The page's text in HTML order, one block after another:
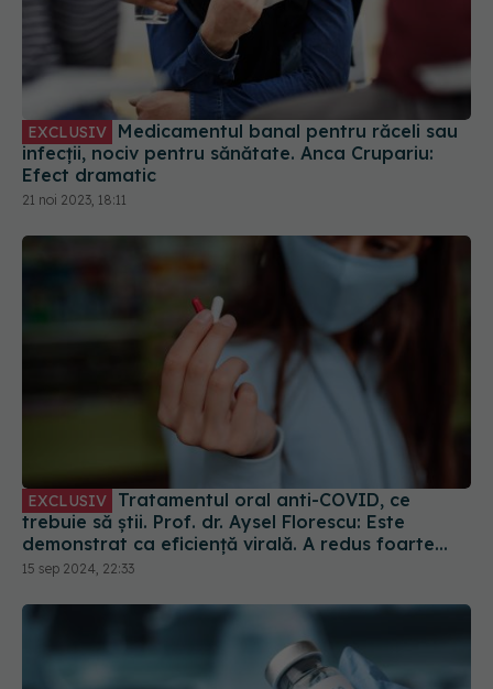
EXCLUSIV
infecții, nociv pentru sănătate. Anca Crupariu:
Efect dramatic
21 noi 2023, 18:11
trebuie să știi. Prof. dr. Aysel Florescu: Este
demonstrat ca eficiență virală. A redus foarte
mult riscul de spitalizare
15 sep 2024, 22:33